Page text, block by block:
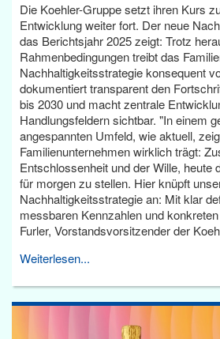
Die Koehler-Gruppe setzt ihren Kurs
Entwicklung weiter fort. Der neue
das Berichtsjahr 2025 zeigt: Trotz
Rahmenbedingungen treibt das
Nachhaltigkeitsstrategie konsequent
dokumentiert transparent den
bis 2030 und macht zentrale
Handlungsfeldern sichtbar. "In einem
angespannten Umfeld, wie aktuell,
Familienunternehmen wirklich trägt:
Entschlossenheit und der Wille, heute
für morgen zu stellen. Hier knüpft
Nachhaltigkeitsstrategie an: Mit klar
messbaren Kennzahlen und
Furler, Vorstandsvorsitzender der
Weiterlesen...